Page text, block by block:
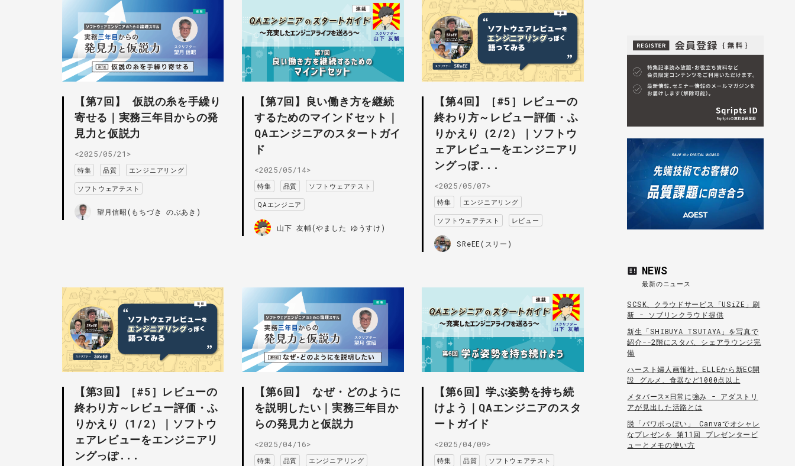
【第7回】 仮説の糸を手繰り
寄せる｜実務三年目からの発
見力と仮説力
<2025/05/21>
特集 品質 エンジニアリング
ソフトウェアテスト
望月信昭(もちづき のぶあき)
【第7回】良い働き方を継続
するためのマインドセット｜
QAエンジニアのスタートガイ
ド
<2025/05/14>
特集 品質 ソフトウェアテスト
QAエンジニア
山下 友輔(やました ゆうすけ)
【第4回】［#5］レビューの
終わり方～レビュー評価・ふ
りかえり（2/2）｜ソフトウ
ェアレビューをエンジニアリ
ングっぽ...
<2025/05/07>
特集 エンジニアリング
ソフトウェアテスト レビュー
SReEE(スリー)
【第3回】［#5］レビューの
終わり方～レビュー評価・ふ
りかえり（1/2）｜ソフトウ
ェアレビューをエンジニアリ
ングっぽ...
【第6回】 なぜ・どのように
を説明したい｜実務三年目か
らの発見力と仮説力
<2025/04/16>
特集 品質 エンジニアリング
【第6回】学ぶ姿勢を持ち続
けよう｜QAエンジニアのスタ
ートガイド
<2025/04/09>
特集 品質 ソフトウェアテスト
NEWS
最新のニュース
SCSK、クラウドサービス「USiZE」刷
新 - ソブリンクラウド提供
新生「SHIBUYA TSUTAYA」を写真で
紹介--2階にスタバ、シェアラウンジ完
備
ハースト婦人画報社、ELLEから新EC開
設 グルメ、食器など1000点以上
メタバース×日常に強み - アダストリ
アが見出した活路とは
脱「パワポっぽい」 Canvaでオシャレ
なプレゼンを 第11回 プレゼンタービ
ューとメモの使い方